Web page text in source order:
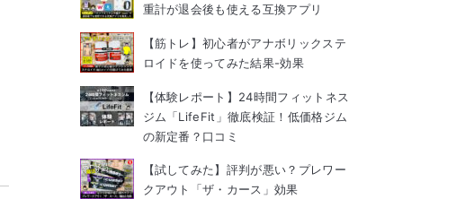
重計が退会後も使える互換アプリ
【筋トレ】初心者がアナボリックステ
ロイドを使ってみた結果-効果
【体験レポート】24時間フィットネス
ジム「LifeFit」徹底検証！低価格ジム
の新定番？口コミ
【試してみた】評判が悪い？プレワー
クアウト「ザ・カース」効果